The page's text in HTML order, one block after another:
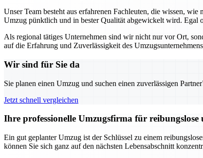
Unser Team besteht aus erfahrenen Fachleuten, die wissen,
Umzug pünktlich und in bester Qualität abgewickelt wird. Egal
Als regional tätiges Unternehmen sind wir nicht nur vor Ort,
auf die Erfahrung und Zuverlässigkeit des
Wir sind für Sie da
Sie planen einen Umzug und suchen einen zuverlässigen
Jetzt schnell vergleichen
Ihre professionelle Umzugsfirma für reibungslose
Ein gut geplanter Umzug ist der Schlüssel zu einem
können Sie sich ganz auf den nächsten Lebensabschnitt